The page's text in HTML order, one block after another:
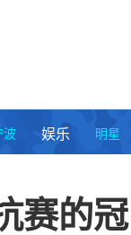
波 娱乐 明星
赛的